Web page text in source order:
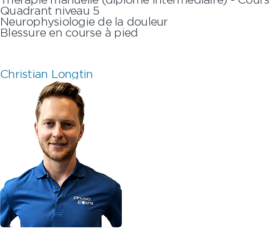
Quadrant niveau 5
Neurophysiologie de la douleur
Blessure en course à pied
Christian Longtin